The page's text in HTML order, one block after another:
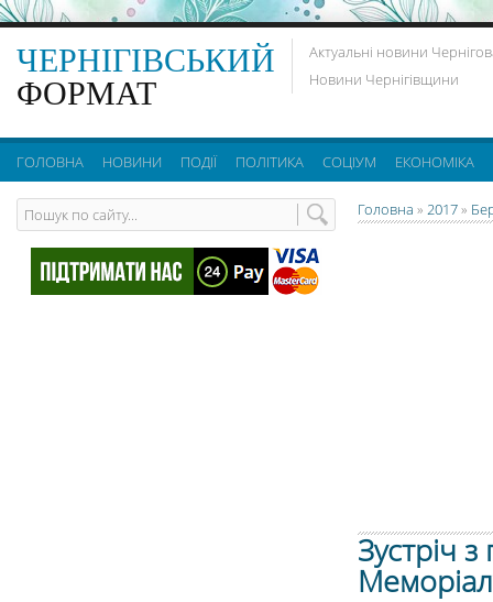
ЧЕРНІГІВСЬКИЙ
ФОРМАТ
Актуальні новини
Новини Чернігівщини
ГОЛОВНА НОВИНИ ПОДІЇ ПОЛІТИКА СОЦІУМ ЕКОНОМІКА
Головна » 2017»
Зустріч